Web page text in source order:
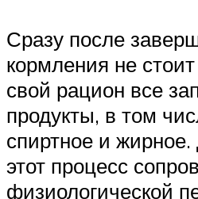
Сразу после
кормления не
свой рацион все
продукты, в том
спиртное и
этот процесс
физиологической